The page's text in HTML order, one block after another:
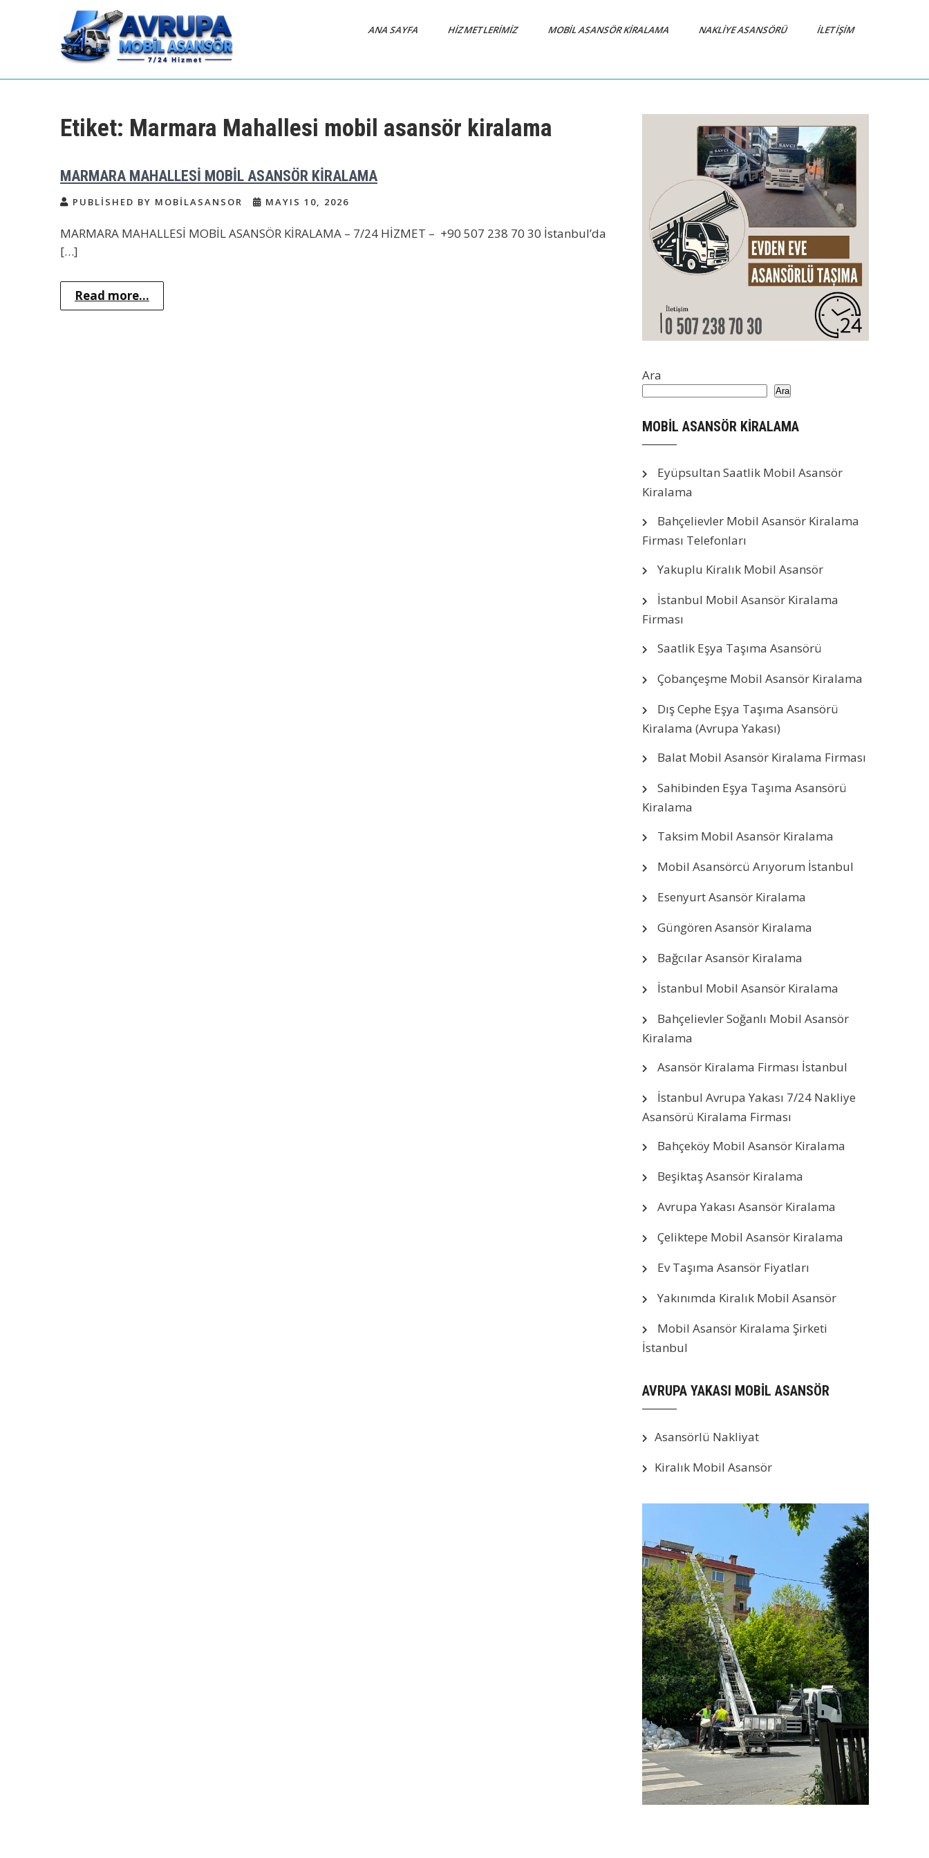
Avrupa Yakası Mobil
Kiralık Mobil Eşya Taşıma Asansörü
ANA SAYFA HIZMETLERIMIZ MOBIL ASANSÖR KIRALAMA NAKLIYE ASANSÖRÜ İLETIŞIM
Etiket: Marmara Mahallesi mobil asansör kiralama
MARMARA MAHALLESİ MOBİL ASANSÖR KİRALAMA
PUBLISHED BY MOBILASANSOR MAYIS 10, 2026
MARMARA MAHALLESİ MOBİL ASANSÖR KİRALAMA – 7/24 HİZMET – +90 507 238 70 30 İstanbul’da
[…]
Read more...
Ara
Ara
MOBİL ASANSÖR KİRALAMA
Eyüpsultan Saatlik Mobil Asansör
Kiralama
Bahçelievler Mobil Asansör Kiralama
Firması Telefonları
Yakuplu Kiralık Mobil Asansör
İstanbul Mobil Asansör Kiralama
Firması
Saatlik Eşya Taşıma Asansörü
Çobançeşme Mobil Asansör Kiralama
Dış Cephe Eşya Taşıma Asansörü
Kiralama (Avrupa Yakası)
Balat Mobil Asansör Kiralama Firması
Sahibinden Eşya Taşıma Asansörü
Kiralama
Taksim Mobil Asansör Kiralama
Mobil Asansörcü Arıyorum İstanbul
Esenyurt Asansör Kiralama
Güngören Asansör Kiralama
Bağcılar Asansör Kiralama
İstanbul Mobil Asansör Kiralama
Bahçelievler Soğanlı Mobil Asansör
Kiralama
Asansör Kiralama Firması İstanbul
İstanbul Avrupa Yakası 7/24 Nakliye
Asansörü Kiralama Firması
Bahçeköy Mobil Asansör Kiralama
Beşiktaş Asansör Kiralama
Avrupa Yakası Asansör Kiralama
Çeliktepe Mobil Asansör Kiralama
Ev Taşıma Asansör Fiyatları
Yakınımda Kiralık Mobil Asansör
Mobil Asansör Kiralama Şirketi
İstanbul
AVRUPA YAKASI MOBİL ASANSÖR
Asansörlü Nakliyat
Kiralık Mobil Asansör